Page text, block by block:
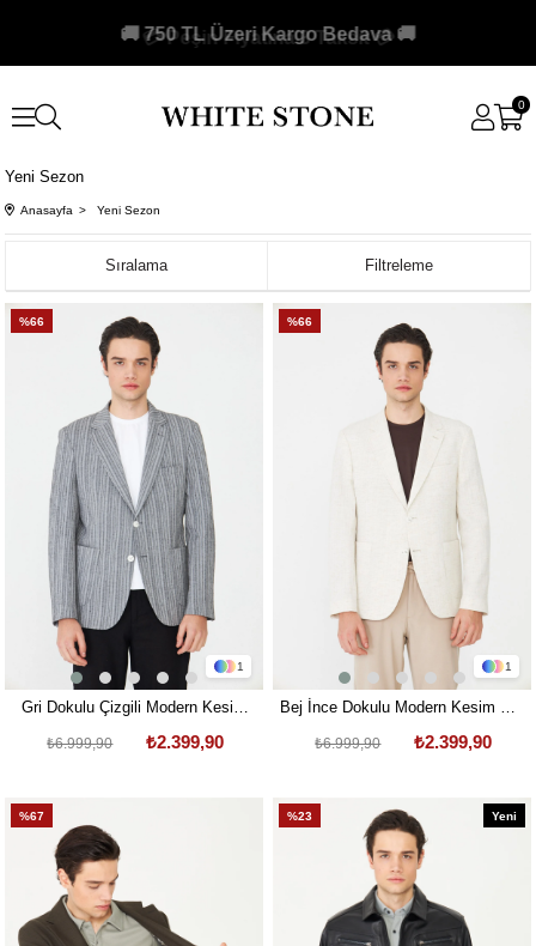
🚚 750 TL Üzeri Kargo Bedava 🚚
0
Yeni Sezon
Anasayfa Yeni Sezon
Filtreleme
Sıralama
1
%66
Gri Dokulu Çizgili Modern Kesim
₺2.399,90
₺6.999,90
1
%66
Bej İnce Dokulu Modern Kesim Şık
₺2.399,90
₺6.999,90
%67 %23
Yeni